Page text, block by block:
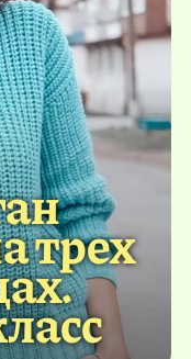
трех